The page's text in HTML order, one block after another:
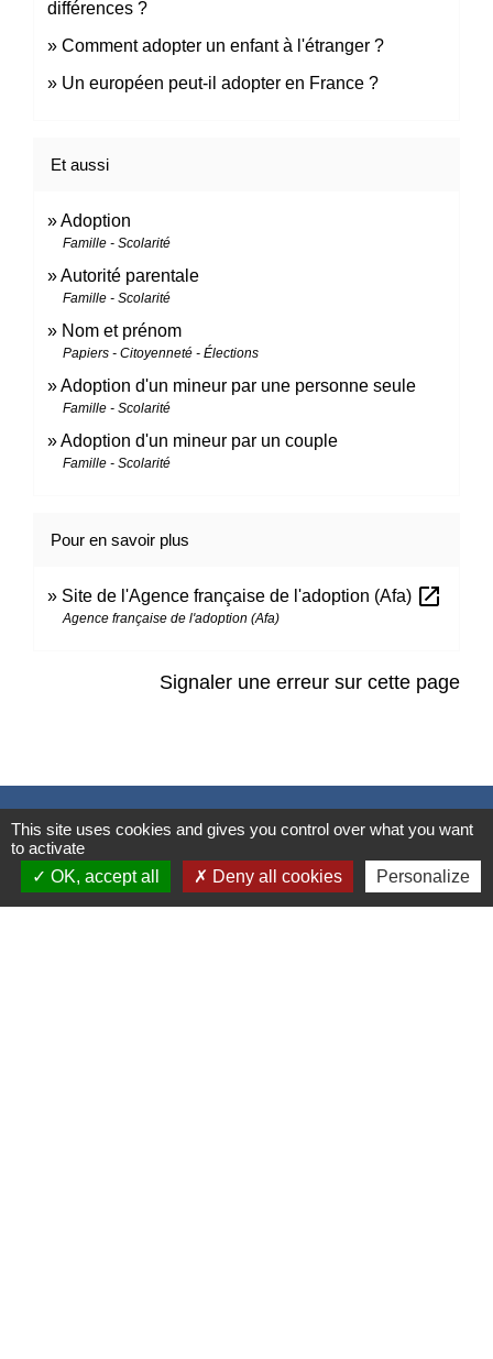
différences ?
Comment adopter un enfant à l'étranger ?
Un européen peut-il adopter en France ?
Et aussi
Adoption
Famille - Scolarité
Autorité parentale
Famille - Scolarité
Nom et prénom
Papiers - Citoyenneté - Élections
Adoption d'un mineur par une personne seule
Famille - Scolarité
Adoption d'un mineur par un couple
Famille - Scolarité
Pour en savoir plus
Site de l'Agence française de l'adoption (Afa) open_in_new
Agence française de l'adoption (Afa)
Signaler une erreur sur cette page
Contacts
Mairie de Marssac-sur-Tarn
2 Rue Tonimarié
This site uses cookies and gives you control over what you want
to activate
OK, accept all
Deny all cookies Personalize